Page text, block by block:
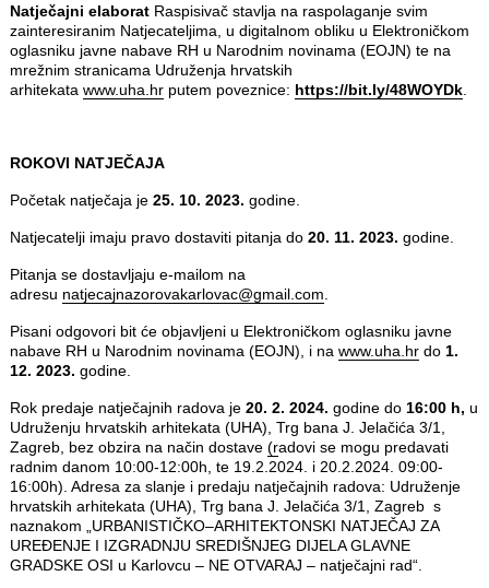
Natječajni elaboratRaspisivač stavlja na raspolaganje svim
zainteresiranim Natjecateljima, u digitalnom obliku u Elektroničkom
oglasniku javne nabave RH u Narodnim novinama (EOJN) te na
mrežnim stranicama Udruženja hrvatskih
arhitekata www.uha.hrputem poveznice: https://bit.ly/48WOYDk.
ROKOVI NATJEČAJA
Početak natječaja je 25. 10. 2023. godine.
Natjecatelji imaju pravo dostaviti pitanja do 20. 11. 2023. godine.
Pitanja se dostavljaju e‐mailom na
adresu natjecajnazorovakarlovac@gmail.com
Pisani odgovori bit će objavljeni u Elektroničkom oglasniku javne
nabave RH u Narodnim novinama (EOJN), i na www.uha.hrdo 1.
12. 2023. godine.
Rok predaje natječajnih radova je 20. 2. 2024. godine do 16:00 h, u
Udruženju hrvatskih arhitekata (UHA), Trg bana J. Jelačića 3/1,
Zagreb, bez obzira na način dostave (radovi se mogu predavati
radnim danom 10:00-12:00h, te 19.2.2024. i 20.2.2024. 09:00-
16:00h). Adresa za slanje i predaju natječajnih radova: Udruženje
hrvatskih arhitekata (UHA), Trg bana J. Jelačića 3/1, Zagreb s
naznakom „URBANISTIČKO–ARHITEKTONSKI NATJEČAJ ZA
UREĐENJE I IZGRADNJU SREDIŠNJEG DIJELA GLAVNE
GRADSKE OSI u Karlovcu – NE OTVARAJ – natječajni rad“.